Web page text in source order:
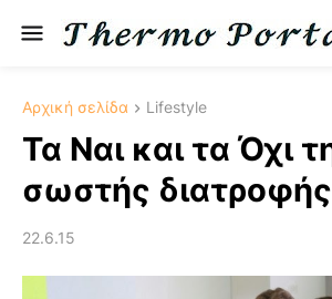
Αρχική σελίδα Lifestyle
Τα Ναι και τα Όχι
σωστής διατροφής
22.6.15